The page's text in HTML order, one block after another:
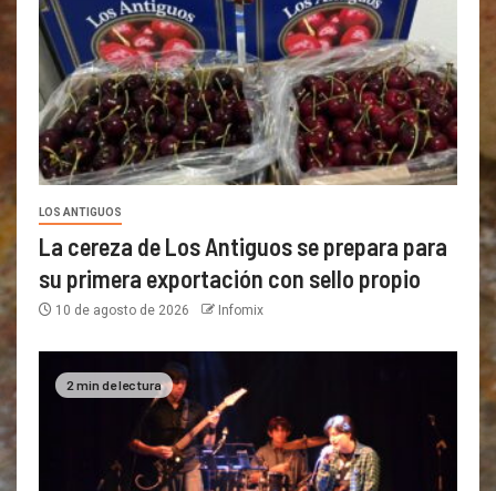
LOS ANTIGUOS
La cereza de Los Antiguos se prepara para
su primera exportación con sello propio
10 de agosto de 2026 Infomix
2 min de lectura